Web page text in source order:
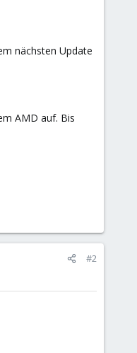
nächsten Update
AMD auf. Bis
#2